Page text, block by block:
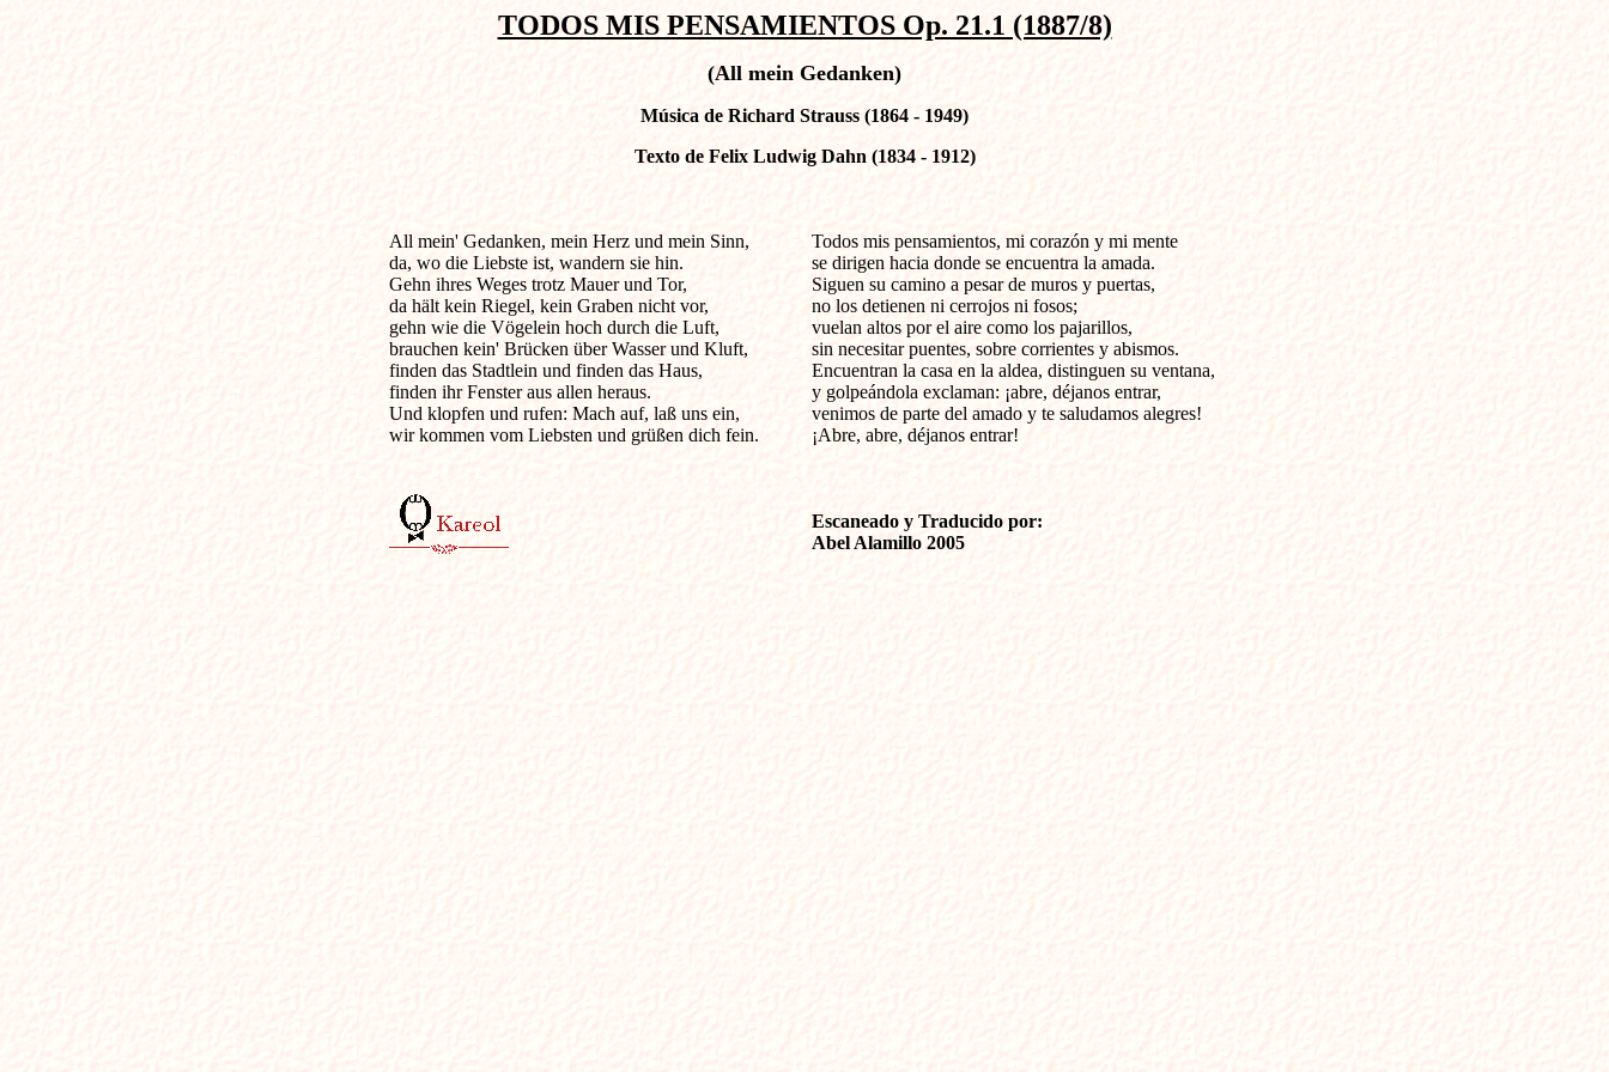
TODOS MIS PENSAMIENTOS Op. 21.1 (1887/8)
(All mein Gedanken)
Música de Richard Strauss (1864 - 1949)
Texto de Felix Ludwig Dahn (1834 - 1912)
All mein' Gedanken, mein Herz und mein Sinn,
da, wo die Liebste ist, wandern sie hin.
Gehn ihres Weges trotz Mauer und Tor,
da hält kein Riegel, kein Graben nicht vor,
gehn wie die Vögelein hoch durch die Luft,
brauchen kein' Brücken über Wasser und Kluft,
finden das Stadtlein und finden das Haus,
finden ihr Fenster aus allen heraus.
Und klopfen und rufen: Mach auf, laß uns ein,
wir kommen vom Liebsten und grüßen dich fein.
Todos mis pensamientos, mi corazón y mi mente
se dirigen hacia donde se encuentra la amada.
Siguen su camino a pesar de muros y puertas,
no los detienen ni cerrojos ni fosos;
vuelan altos por el aire como los pajarillos,
sin necesitar puentes, sobre corrientes y abismos.
Encuentran la casa en la aldea, distinguen su ventana,
y golpeándola exclaman: ¡abre, déjanos entrar,
venimos de parte del amado y te saludamos alegres!
¡Abre, abre, déjanos entrar!
Escaneado y Traducido por:
Abel Alamillo 2005